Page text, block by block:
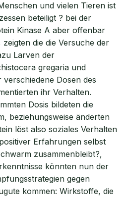
und vielen Tieren ist
beteiligt ? bei der
Kinase A aber offenbar
die die Versuche der
Larven der
gregaria und
Dosen des
ihr Verhalten.
Dosis bildeten die
beziehungsweise änderten
löst also soziales Verhalten
Erfahrungen selbst
zusammenbleibt?,
könnten nun der
gegen
kommen: Wirkstoffe, die